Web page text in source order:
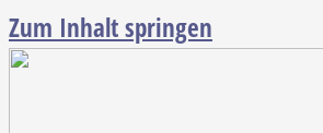
Zum Inhalt springen